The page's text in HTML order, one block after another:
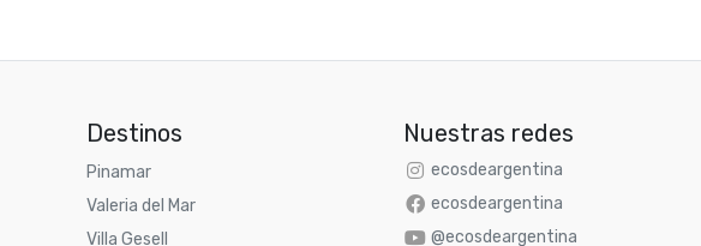
Destinos
Pinamar
Valeria del Mar
Villa Gesell
Nuestras redes
ecosdeargentina
ecosdeargentina
@ecosdeargentina